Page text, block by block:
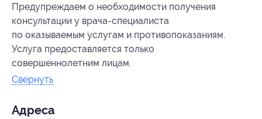
Предупреждаем о необходимости получения
консультации у врача-специалиста
по оказываемым услугам и противопоказаниям.
Услуга предоставляется только
совершеннолетним лицам.
Свернуть
Адресa